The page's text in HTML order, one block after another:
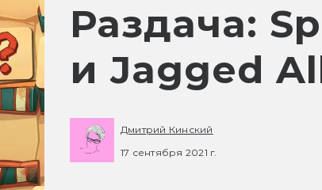
Раздача:
и Jagged
Дмитрий Кинский
17 сентября 2021 г.